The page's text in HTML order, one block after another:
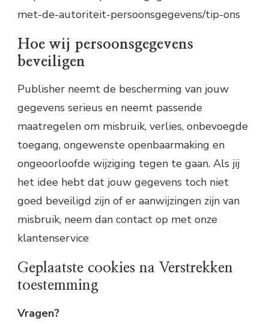
met-de-autoriteit-persoonsgegevens/tip-ons
Hoe wij persoonsgegevens
beveiligen
Publisher neemt de bescherming van jouw
gegevens serieus en neemt passende
maatregelen om misbruik, verlies, onbevoegde
toegang, ongewenste openbaarmaking en
ongeoorloofde wijziging tegen te gaan. Als jij
het idee hebt dat jouw gegevens toch niet
goed beveiligd zijn of er aanwijzingen zijn van
misbruik, neem dan contact op met onze
klantenservice
Geplaatste cookies na Verstrekken
toestemming
Vragen?